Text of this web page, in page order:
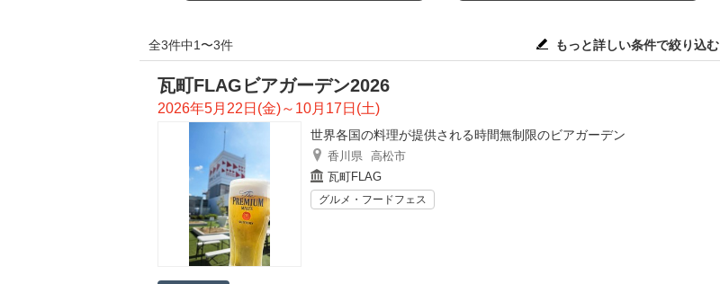
全3件中1〜3件 もっと詳しい条件で絞り込む
瓦町FLAGビアガーデン2026
2026年5月22日(金)～10月17日(土)
世界各国の料理が提供される時間無制限のビアガーデン
香川県 高松市
瓦町FLAG
グルメ・フードフェス